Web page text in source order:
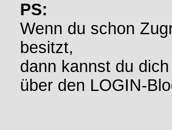
PS:
Wenn du schon
besitzt,
dann kannst du
über den LOGIN-